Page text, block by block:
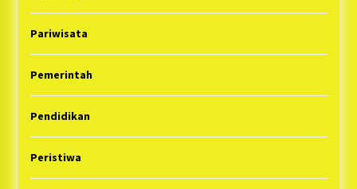
Pariwisata
Pemerintah
Pendidikan
Peristiwa